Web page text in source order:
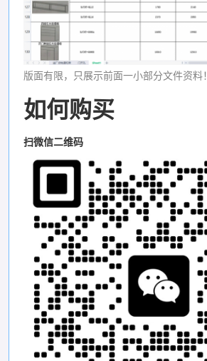
版面有限，只展示前面一小部分文件资料！
如何购买
扫微信二维码